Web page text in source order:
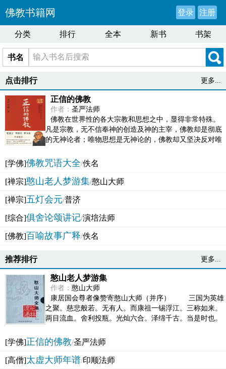
佛教书籍网 登录 注册
分类 排行 全本 新书 书架
书名
点击排行 更多...
正信的佛教
作者： 圣严法师
佛教在世界性的各大宗教和思想之中，显得非常特殊。
凡是宗教，无不信奉神的创造及神的主宰，佛教却是彻底
的无神论者；唯物思想是无神论的，佛教却又坚决反对唯
[学佛]佛教咒语大全/佚名
[禅宗]憨山老人梦游集/憨山大师
[禅宗]五灯会元/普济
[综合]俱舍论颂讲记/演培法师
[佛教]百喻故事广释/佚名
推荐排行 更多...
憨山老人梦游集
作者： 憨山大师
康居国会尊者像赞寄憨山大师（并序） 三国为英雄
之聚。慈悲般若。无有人。而康祖一锡浮江。三称如来。
两目流血。舍利投瓶。光灿六合。泽绵千古。当是时也。
[学佛]正信的佛教/圣严法师
[高僧]太虚大师年谱/印顺法师